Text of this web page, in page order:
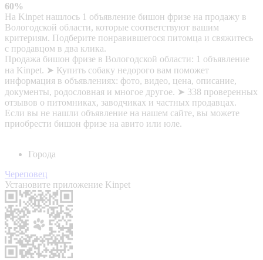
60%
На Kinpet нашлось 1 объявление бишон фризе на продажу в
Вологодской области, которые соответствуют вашим
критериям. Подберите понравившегося питомца и свяжитесь
с продавцом в два клика.
Продажа бишон фризе в Вологодской области: 1 объявление
на Kinpet. ➤ Купить собаку недорого вам поможет
информация в объявлениях: фото, видео, цена, описание,
документы, родословная и многое другое. ➤ 338 проверенных
отзывов о питомниках, заводчиках и частных продавцах.
Если вы не нашли объявление на нашем сайте, вы можете
приобрести бишон фризе на авито или юле.
Города
Череповец
Установите приложение Kinpet